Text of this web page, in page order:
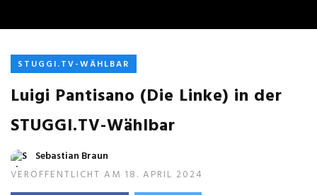
STUGGI.TV-WÄHLBAR
Luigi Pantisano (Die Linke) in der
STUGGI.TV-Wählbar
Sebastian Braun
VERÖFFENTLICHT AM 18. APRIL 2024